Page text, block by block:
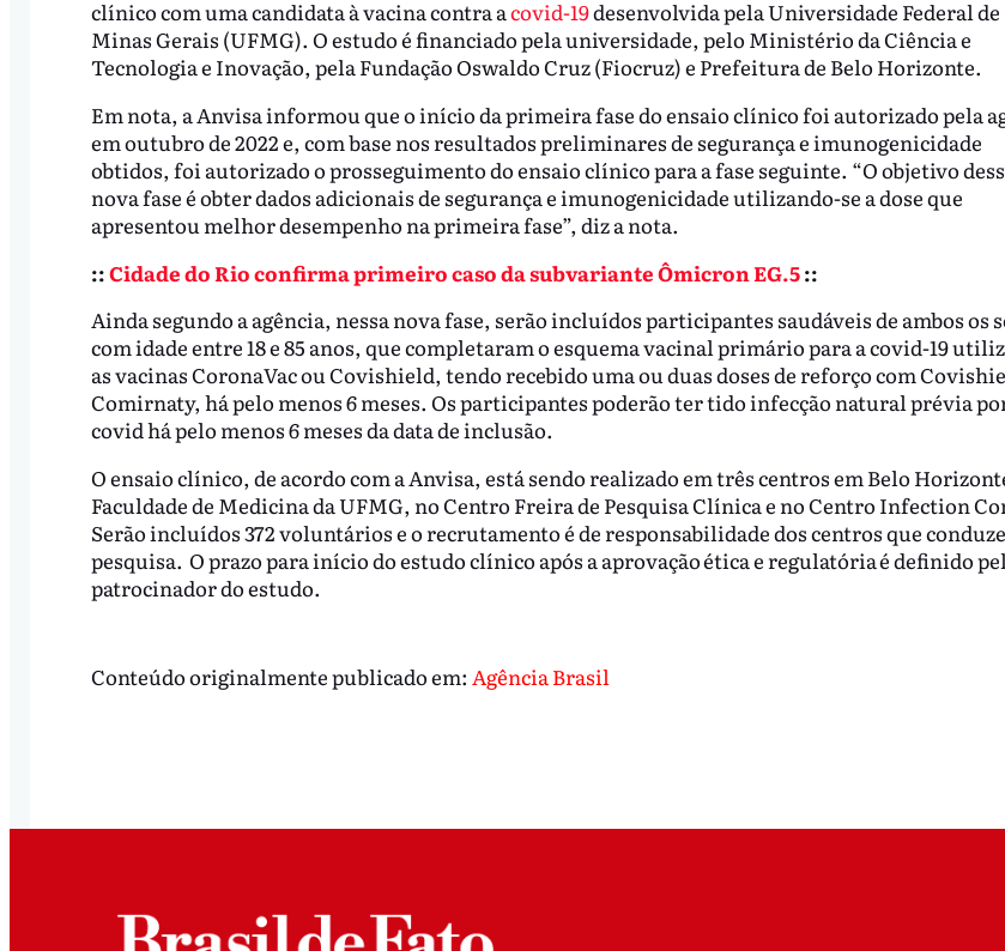
clínico com uma candidata à vacina contra acovid-19desenvolvida pela Universidade Federal de
Minas Gerais (UFMG). O estudo é financiado pela universidade, pelo Ministério da Ciência e
Tecnologia e Inovação, pela Fundação Oswaldo Cruz (Fiocruz) e Prefeitura de Belo Horizonte.
Em nota, a Anvisa informou que o início da primeira fase do ensaio clínico foi autorizado pela
em outubro de 2022 e, com base nos resultados preliminares de segurança e imunogenicidade
obtidos, foi autorizado o prosseguimento do ensaio clínico para a fase seguinte. “O objetivo
nova fase é obter dados adicionais de segurança e imunogenicidade utilizando-se a dose que
apresentou melhor desempenho na primeira fase”, diz a nota.
::Cidade do Rio confirma primeiro caso da subvariante Ômicron EG.5::
Ainda segundo a agência, nessa nova fase, serão incluídos participantes saudáveis de ambos os
com idade entre 18 e 85 anos, que completaram o esquema vacinal primário para a covid-19
as vacinas CoronaVac ou Covishield, tendo recebido uma ou duas doses de reforço com
Comirnaty, há pelo menos 6 meses. Os participantes poderão ter tido infecção natural prévia
covid há pelo menos 6 meses da data de inclusão.
O ensaio clínico, de acordo com a Anvisa, está sendo realizado em três centros em Belo
Faculdade de Medicina da UFMG, no Centro Freira de Pesquisa Clínica e no Centro Infection
Serão incluídos 372 voluntários e o recrutamento é de responsabilidade dos centros que
pesquisa. O prazo para início do estudo clínico após a aprovação ética e regulatória é definido
patrocinador do estudo.
Conteúdo originalmente publicado em: Agência Brasil